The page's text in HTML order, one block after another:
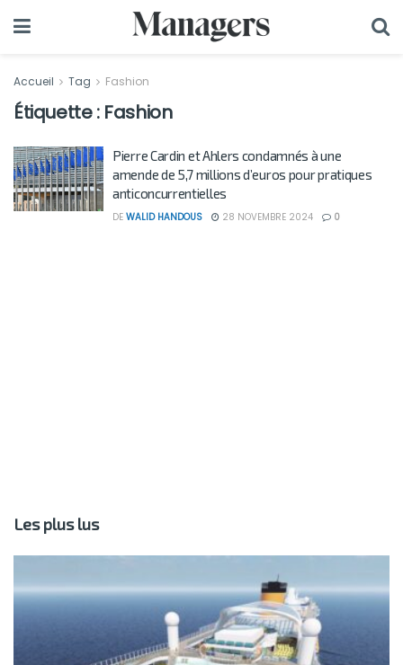
Accueil Tag Fashion
Étiquette : Fashion
Pierre Cardin et Ahlers condamnés à une
amende de 5,7 millions d’euros pour pratiques
anticoncurrentielles
DE WALID HANDOUS 28 NOVEMBRE 2024 0
Les plus lus